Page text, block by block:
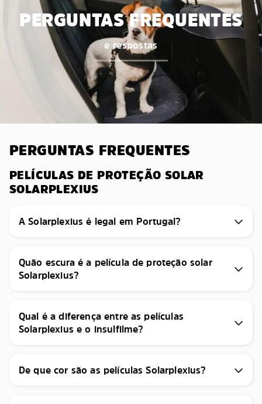
PERGUNTAS FREQUENTES
e respostas
PERGUNTAS FREQUENTES
PELÍCULAS DE PROTEÇÃO SOLAR
SOLARPLEXIUS
A Solarplexius é legal em Portugal?
Quão escura é a película de proteção solar
Solarplexius?
Qual é a diferença entre as películas
Solarplexius e o insulfilme?
De que cor são as películas Solarplexius?